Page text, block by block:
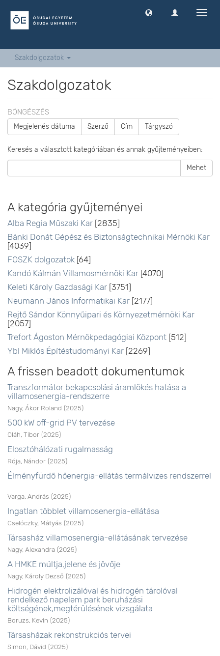
Szakdolgozatok
Szakdolgozatok
BÖNGÉSZÉS
Megjelenés dátuma Szerző Cím Tárgyszó
Keresés a választott kategóriában és annak gyűjteményeiben:
Mehet
A kategória gyűjteményei
Alba Regia Műszaki Kar [2835]
Bánki Donát Gépész és Biztonságtechnikai Mérnöki Kar
[4039]
FOSZK dolgozatok [64]
Kandó Kálmán Villamosmérnöki Kar [4070]
Keleti Károly Gazdasági Kar [3751]
Neumann János Informatikai Kar [2177]
Rejtő Sándor Könnyűipari és Környezetmérnöki Kar
[2057]
Trefort Ágoston Mérnökpedagógiai Központ [512]
Ybl Miklós Építéstudományi Kar [2269]
A frissen beadott dokumentumok
Transzformátor bekapcsolási áramlökés hatása a
villamosenergia-rendszerre
Nagy, Ákor Roland (2025)
500 kW off-grid PV tervezése
Oláh, Tibor (2025)
Elosztóhálózati rugalmasság
Rója, Nándor (2025)
Élményfürdő hőenergia-ellátás termálvizes rendszerrel
Varga, András (2025)
Ingatlan többlet villamosenergia-ellátása
Cselóczky, Mátyás (2025)
Társasház villamosenergia-ellátásának tervezése
Nagy, Alexandra (2025)
A HMKE múltja,jelene és jövője
Nagy, Károly Dezső (2025)
Hidrogén elektrolizálóval és hidrogén tárolóval
rendelkező napelem park beruházási
költségének,megtérülésének vizsgálata
Boruzs, Kevin (2025)
Társasházak rekonstrukciós tervei
Simon, Dávid (2025)